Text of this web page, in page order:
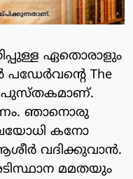
ഏതൊരാളും
പഡേർവന്റെ The
പുസ്തകമാണ്.
ഞാനൊരു
കനോ
വദിക്കുവാൻ.
മമതയും